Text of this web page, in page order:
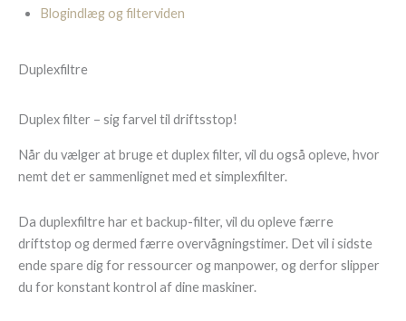
Blogindlæg og filterviden
Duplexfiltre
Duplex filter – sig farvel til driftsstop!
Når du vælger at bruge et duplex filter, vil du også opleve, hvor
nemt det er sammenlignet med et simplexfilter.
Da duplexfiltre har et backup-filter, vil du opleve færre
driftstop og dermed færre overvågningstimer. Det vil i sidste
ende spare dig for ressourcer og manpower, og derfor slipper
du for konstant kontrol af dine maskiner.